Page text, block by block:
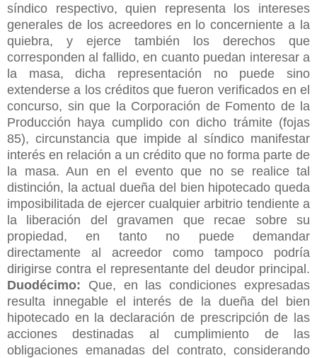
síndico respectivo, quien representa los intereses
generales de los acreedores en lo concerniente a la
quiebra, y ejerce también los derechos que
corresponden al fallido, en cuanto puedan interesar a
la masa, dicha representación no puede sino
extenderse a los créditos que fueron verificados en el
concurso, sin que la Corporación de Fomento de la
Producción haya cumplido con dicho trámite (fojas
85), circunstancia que impide al síndico manifestar
interés en relación a un crédito que no forma parte de
la masa. Aun en el evento que no se realice tal
distinción, la actual dueña del bien hipotecado queda
imposibilitada de ejercer cualquier arbitrio tendiente a
la liberación del gravamen que recae sobre su
propiedad, en tanto no puede demandar
directamente al acreedor como tampoco podría
dirigirse contra el representante del deudor principal.
Duodécimo: Que, en las condiciones expresadas
resulta innegable el interés de la dueña del bien
hipotecado en la declaración de prescripción de las
acciones destinadas al cumplimiento de las
obligaciones emanadas del contrato, considerando